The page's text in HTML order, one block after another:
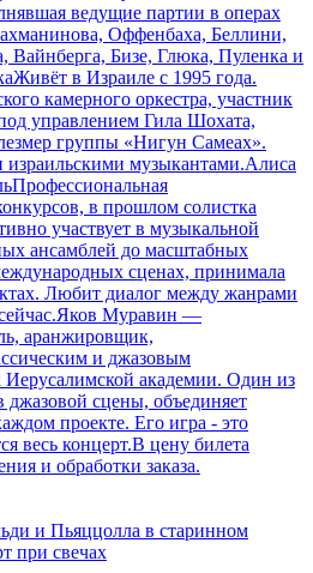
ведущие партии в операх
Оффенбаха, Беллини,
Бизе, Глюка, Пуленка и
в Израиле с 1995 года.
камерного оркестра, участник
управлением Гила Шохата,
группы «Нигун Самеах».
музыкантами.Алиса
в прошлом солистка
участвует в музыкальной
ансамблей до масштабных
сценах, принимала
Любит диалог между жанрами
сейчас.Яков Муравин —
аранжировщик,
и джазовым
академии. Один из
сцены, объединяет
проекте. Его игра - это
весь концерт.В цену билета
и обработки заказа.
и Пьяццолла в старинном
при свечах